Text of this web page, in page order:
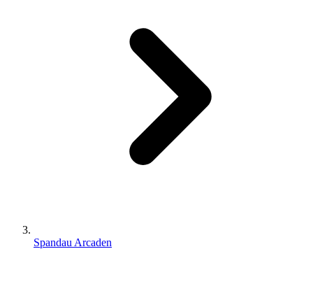
Spandau Arcaden